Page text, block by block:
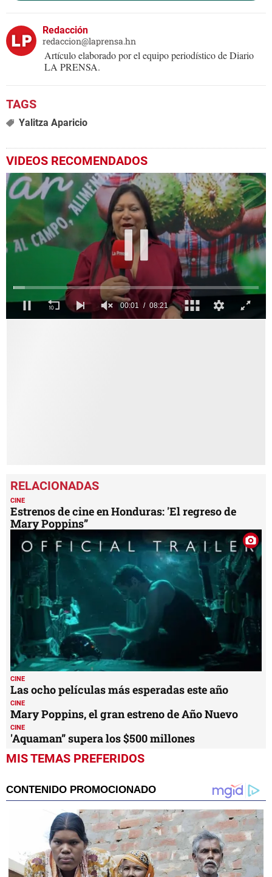
Redacción
redaccion@laprensa.hn
Artículo elaborado por el equipo periodístico de Diario
LA PRENSA.
Yalitza Aparicio
VIDEOS RECOMENDADOS
CINE
Estrenos de cine en Honduras: 'El regreso de
Mary Poppins”
CINE
Las ocho películas más esperadas este año
CINE
Mary Poppins, el gran estreno de Año Nuevo
CINE
'Aquaman” supera los $500 millones
MIS TEMAS PREFERIDOS